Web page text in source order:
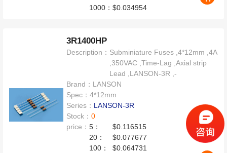
1000：$0.034954
3R1400HP
Description： Subminiature Fuses ,4*12mm ,4A
,350VAC ,Time-Lag ,Axial strip
Lead ,LANSON-3R ,-
Brand： LANSON
Spec：4*12mm
Series： LANSON-3R
Stock：0
price：5：
$0.116515
20：
$0.077677
100：
$0.064731